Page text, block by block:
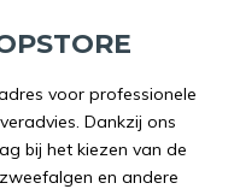
voor professionele
Dankzij ons
bij het kiezen van de
en andere